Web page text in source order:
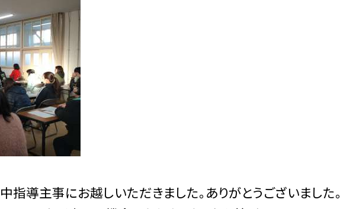
導主事にお越しいただきました。ありがとうございました。